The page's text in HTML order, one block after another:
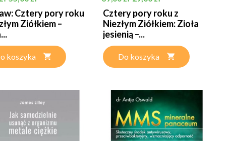
Cztery pory roku
Ziółkiem –
koszyka
Cztery pory roku z
Niezłym Ziółkiem: Zioła
jesienią –...
Do koszyka